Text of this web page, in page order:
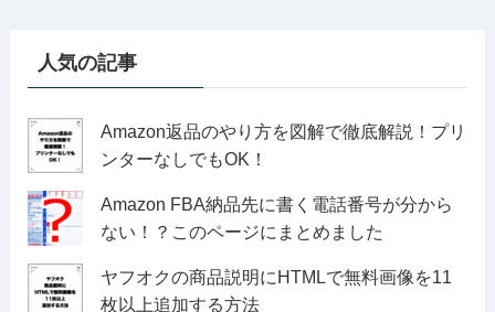
人気の記事
Amazon返品のやり方を図解で徹底解説！プリ
ンターなしでもOK！
Amazon FBA納品先に書く電話番号が分から
ない！？このページにまとめました
ヤフオクの商品説明にHTMLで無料画像を11
枚以上追加する方法